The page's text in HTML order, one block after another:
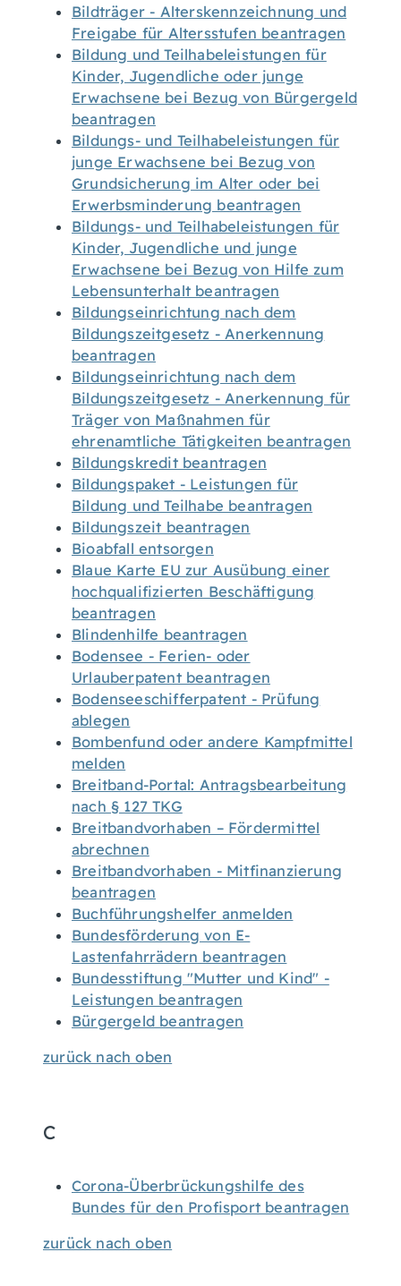
Bildträger - Alterskennzeichnung und
Freigabe für Altersstufen beantragen
Bildung und Teilhabeleistungen für
Kinder, Jugendliche oder junge
Erwachsene bei Bezug von Bürgergeld
beantragen
Bildungs- und Teilhabeleistungen für
junge Erwachsene bei Bezug von
Grundsicherung im Alter oder bei
Erwerbsminderung beantragen
Bildungs- und Teilhabeleistungen für
Kinder, Jugendliche und junge
Erwachsene bei Bezug von Hilfe zum
Lebensunterhalt beantragen
Bildungseinrichtung nach dem
Bildungszeitgesetz - Anerkennung
beantragen
Bildungseinrichtung nach dem
Bildungszeitgesetz - Anerkennung für
Träger von Maßnahmen für
ehrenamtliche Tätigkeiten beantragen
Bildungskredit beantragen
Bildungspaket - Leistungen für
Bildung und Teilhabe beantragen
Bildungszeit beantragen
Bioabfall entsorgen
Blaue Karte EU zur Ausübung einer
hochqualifizierten Beschäftigung
beantragen
Blindenhilfe beantragen
Bodensee - Ferien- oder
Urlauberpatent beantragen
Bodenseeschifferpatent - Prüfung
ablegen
Bombenfund oder andere Kampfmittel
melden
Breitband-Portal: Antragsbearbeitung
nach § 127 TKG
Breitbandvorhaben – Fördermittel
abrechnen
Breitbandvorhaben - Mitfinanzierung
beantragen
Buchführungshelfer anmelden
Bundesförderung von E-
Lastenfahrrädern beantragen
Bundesstiftung "Mutter und Kind" -
Leistungen beantragen
Bürgergeld beantragen
zurück nach oben
C
Corona-Überbrückungshilfe des
Bundes für den Profisport beantragen
zurück nach oben